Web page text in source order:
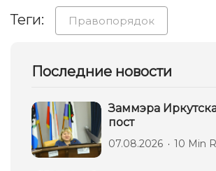
Теги: Правопорядок
Последние новости
Заммэра
пост
07.08.2026 10 Min